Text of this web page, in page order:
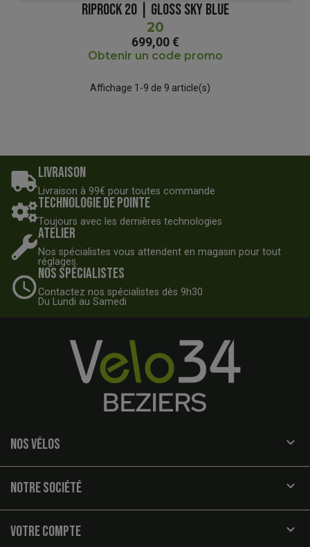
RIPROCK 20 | GLOSS SKY BLUE
20
699,00 €
Obtenir un code promo
Affichage 1-9 de 9 article(s)
Livraison
Livraison à 99€ pour toutes commande
Technologie de pointe
Toujours avec les dernières technologies
Atelier
Nos spécialistes vous attendent en magasin pour tout
réglages.
Nos spécialistes
Contactez nos spécialistes dès 9h30
Du Lundi au Samedi
NOS VÉLOS 
NOTRE SOCIÉTÉ 
VOTRE COMPTE 